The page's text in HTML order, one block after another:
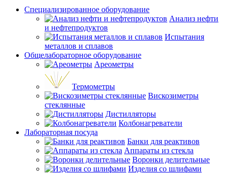
Специализированное оборудование
Анализ нефти
и нефтепродуктов
Испытания
металлов и сплавов
Общелабораторное оборудование
Ареометры
Термометры
Вискозиметры
стеклянные
Дистилляторы
Колбонагреватели
Лабораторная посуда
Банки для реактивов
Аппараты из стекла
Воронки делительные
Изделия со шлифами